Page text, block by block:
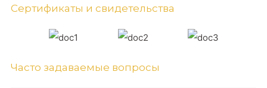
Сертификаты и свидетельства
Часто задаваемые вопросы